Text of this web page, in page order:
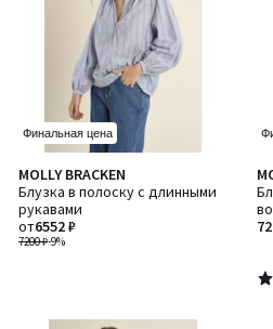
Финальная цена
MOLLY BRACKEN
Блузка в полоску с длинными
рукавами
7200 ₽-9%
от6552 ₽
3
/
5
/